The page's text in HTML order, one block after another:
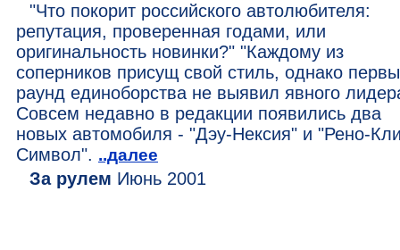
"Что покорит российского автолюбителя:
репутация, проверенная годами, или
оригинальность новинки?" "Каждому из
соперников присущ свой стиль, однако
раунд единоборства не выявил явного
Совсем недавно в редакции появились два
новых автомобиля - "Дэу-Нексия" и "Рено-
Символ". ..далее
За рулем Июнь 2001